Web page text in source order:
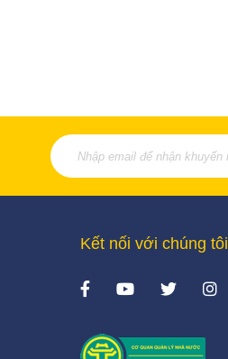
Kết nối với chúng tôi